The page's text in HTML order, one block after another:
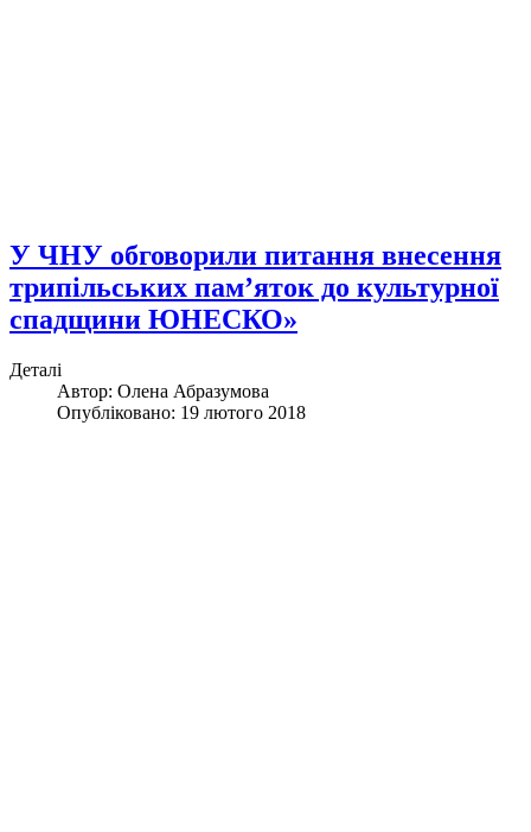
У ЧНУ обговорили питання внесення
трипільських пам’яток до культурної
спадщини ЮНЕСКО»
Деталі
Автор: Олена Абразумова
Опубліковано: 19 лютого 2018